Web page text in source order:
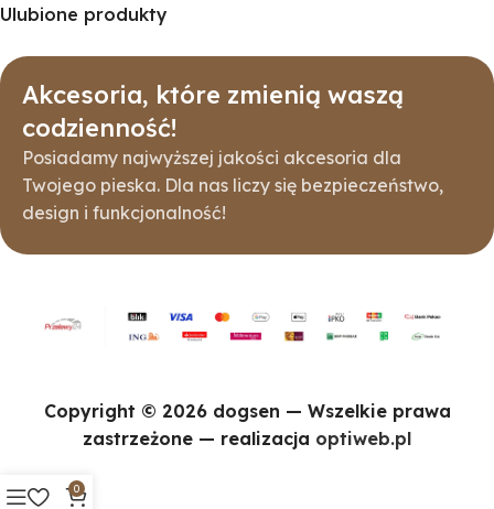
Ulubione produkty
Akcesoria, które zmienią waszą
codzienność!
Posiadamy najwyższej jakości akcesoria dla
Twojego pieska. Dla nas liczy się bezpieczeństwo,
design i funkcjonalność!
Copyright © 2026 dogsen — Wszelkie prawa
zastrzeżone — realizacja optiweb.pl
0